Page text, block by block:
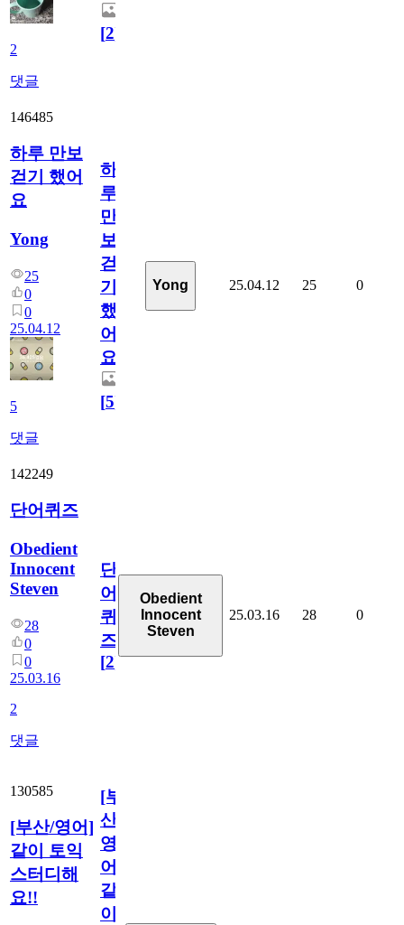
2
댓글
[2]
146485
하루 만보
걷기 했어
요
Yong
25
0
0
25.04.12
5
댓글
하
루
만
보
걷
기
했
어
요
[5]
Yong 25.04.12 25 0
142249
단어퀴즈
Obedient
Innocent
Steven
28
0
0
25.03.16
2
댓글
단
어
퀴
즈
[2]
Obedient
Innocent
Steven
25.03.16 28 0
130585
[부산/영어]
같이 토익
스터디해
요!!
[부
산/
영
어]
같
이